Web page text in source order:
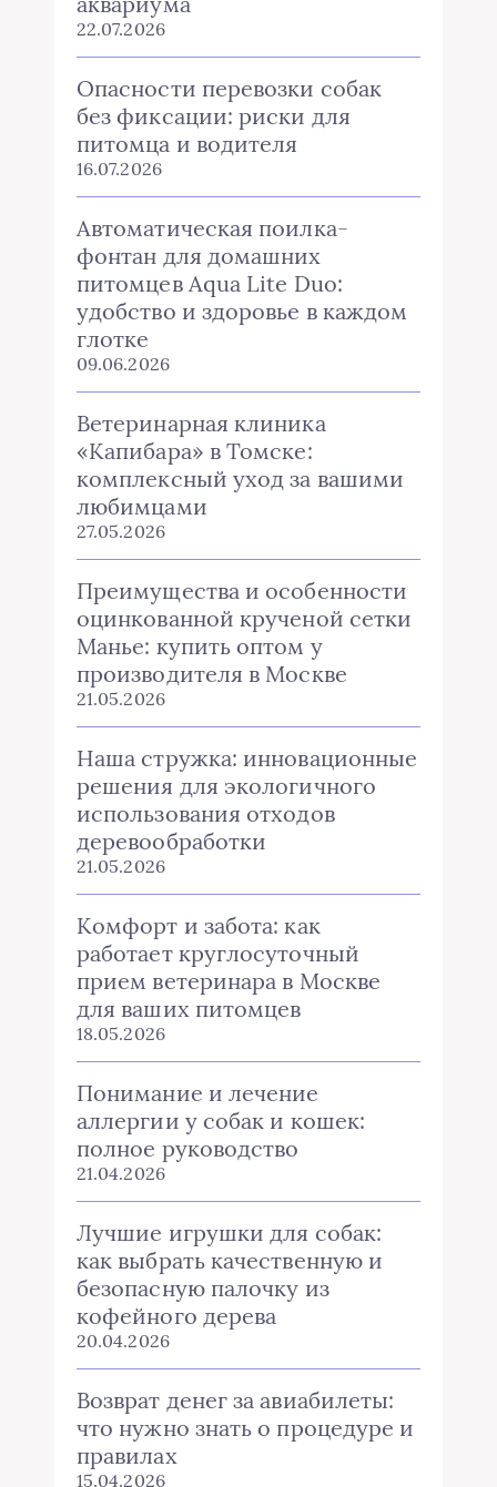
22.07.2026
Опасности перевозки собак
без фиксации: риски для
питомца и водителя
16.07.2026
Автоматическая поилка-
фонтан для домашних
питомцев Aqua Lite Duo:
удобство и здоровье в каждом
глотке
09.06.2026
Ветеринарная клиника
«Капибара» в Томске:
комплексный уход за вашими
любимцами
27.05.2026
Преимущества и особенности
оцинкованной крученой сетки
Манье: купить оптом у
производителя в Москве
21.05.2026
Наша стружка: инновационные
решения для экологичного
использования отходов
деревообработки
21.05.2026
Комфорт и забота: как
работает круглосуточный
прием ветеринара в Москве
для ваших питомцев
18.05.2026
Понимание и лечение
аллергии у собак и кошек:
полное руководство
21.04.2026
Лучшие игрушки для собак:
как выбрать качественную и
безопасную палочку из
кофейного дерева
20.04.2026
Возврат денег за авиабилеты:
что нужно знать о процедуре и
правилах
15.04.2026